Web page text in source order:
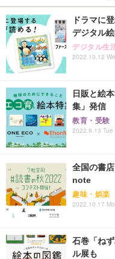
ドラマに
デジタル
デジタル生
2022.10.12
日販と絵
集」発信
教育・受験
2022.9.13 Tue
全国の書
note
趣味・娯楽
2022.10.17
石巻「ね
ル展も